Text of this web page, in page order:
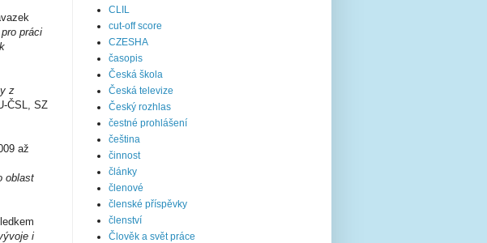
práci
z
ČSL, SZ
až
oblast
i
CLIL
cut-off score
CZESHA
časopis
Česká škola
Česká televize
Český rozhlas
čestné prohlášení
čeština
činnost
články
členové
členské příspěvky
členství
Člověk a svět práce